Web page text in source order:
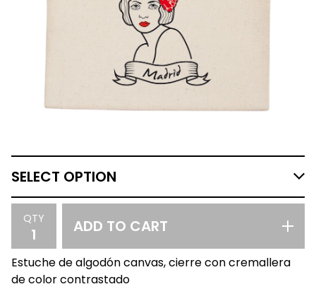
QTY ADD TO CART
Estuche de algodón canvas, cierre con cremallera
de color contrastado